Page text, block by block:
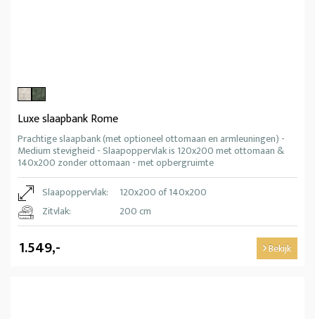
Luxe slaapbank Rome
Prachtige slaapbank (met optioneel ottomaan en armleuningen) -
Medium stevigheid - Slaapoppervlak is 120x200 met ottomaan &
140x200 zonder ottomaan - met opbergruimte
Slaapoppervlak:
120x200 of 140x200
Zitvlak:
200 cm
1.549,- Bekijk